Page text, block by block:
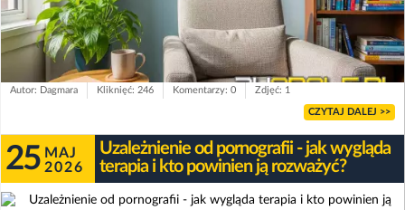
Autor: Dagmara Kliknięć: 246 Komentarzy: 0 Zdjęć: 1
CZYTAJ DALEJ >>
25 MAJ
2026
Uzależnienie od pornografii - jak wygląda
terapia i kto powinien ją rozważyć?